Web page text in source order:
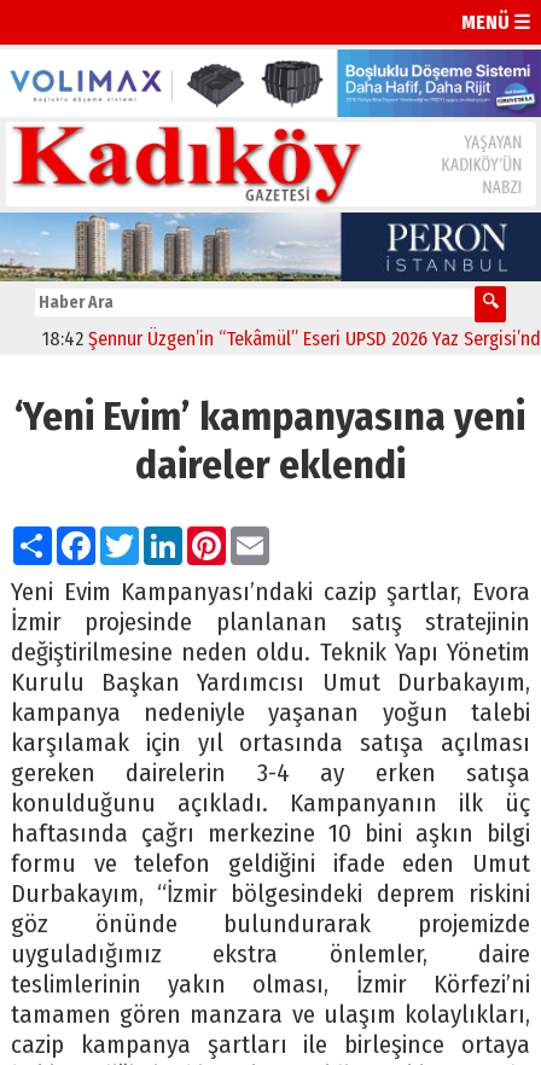
MENÜ ☰
Şennur Üzgen’in “Tekâmül” Eseri UPSD 2026 Yaz Sergisi’nde
‘Yeni Evim’ kampanyasına yeni
daireler eklendi
PaylaşFacebook
TwitterLinkedIn
Pinterest
Email
Yeni Evim Kampanyası’ndaki cazip şartlar, Evora
İzmir projesinde planlanan satış stratejinin
değiştirilmesine neden oldu. Teknik Yapı Yönetim
Kurulu Başkan Yardımcısı Umut Durbakayım,
kampanya nedeniyle yaşanan yoğun talebi
karşılamak için yıl ortasında satışa açılması
gereken dairelerin 3-4 ay erken satışa
konulduğunu açıkladı. Kampanyanın ilk üç
haftasında çağrı merkezine 10 bini aşkın bilgi
formu ve telefon geldiğini ifade eden Umut
Durbakayım, “İzmir bölgesindeki deprem riskini
göz önünde bulundurarak projemizde
uyguladığımız ekstra önlemler, daire
teslimlerinin yakın olması, İzmir Körfezi’ni
tamamen gören manzara ve ulaşım kolaylıkları,
cazip kampanya şartları ile birleşince ortaya